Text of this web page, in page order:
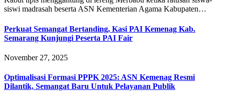
siswi madrasah beserta ASN Kementerian Agama Kabupaten…
Perkuat Semangat Bertanding, Kasi PAI Kemenag Kab.
Semarang Kunjungi Peserta PAI Fair
November 27, 2025
Optimalisasi Formasi PPPK 2025: ASN Kemenag Resmi
Dilantik, Semangat Baru Untuk Pelayanan Publik